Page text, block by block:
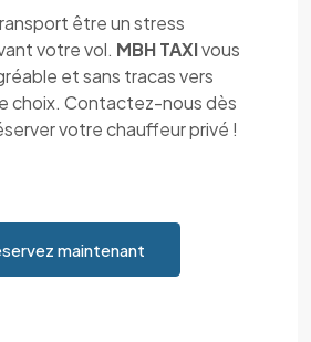
être un stress
votre vol. MBH TAXIvous
et sans tracas vers
choix. Contactez-nous dès
votre chauffeur privé !
maintenant